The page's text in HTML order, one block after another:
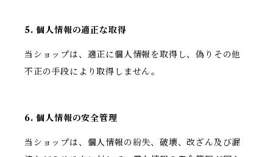
5. 個人情報の適正な取得
当ショップは、適正に個人情報を取得し、偽りその他
不正の手段により取得しません。
6. 個人情報の安全管理
当ショップは、個人情報の紛失、破壊、改ざん及び漏